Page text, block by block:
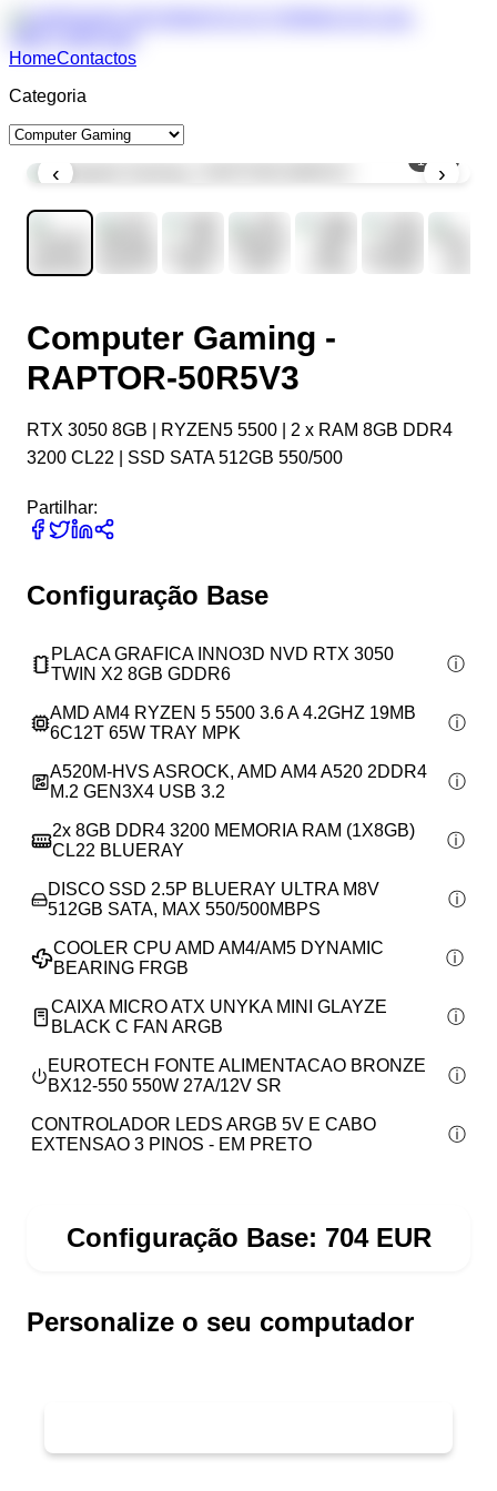
HomeContactos
Categoria
‹ ›
1/
Computer Gaming -
RAPTOR-50R5V3
RTX 3050 8GB | RYZEN5 5500 | 2 x RAM 8GB DDR4
3200 CL22 | SSD SATA 512GB 550/500
Partilhar:
Configuração Base
PLACA GRAFICA INNO3D NVD RTX 3050
TWIN X2 8GB GDDR6
AMD AM4 RYZEN 5 5500 3.6 A 4.2GHZ 19MB
6C12T 65W TRAY MPK
A520M-HVS ASROCK, AMD AM4 A520 2DDR4
M.2 GEN3X4 USB 3.2
2x 8GB DDR4 3200 MEMORIA RAM (1X8GB)
CL22 BLUERAY
DISCO SSD 2.5P BLUERAY ULTRA M8V
512GB SATA, MAX 550/500MBPS
COOLER CPU AMD AM4/AM5 DYNAMIC
BEARING FRGB
CAIXA MICRO ATX UNYKA MINI GLAYZE
BLACK C FAN ARGB
EUROTECH FONTE ALIMENTACAO BRONZE
BX12-550 550W 27A/12V SR
CONTROLADOR LEDS ARGB 5V E CABO
EXTENSAO 3 PINOS - EM PRETO
Configuração Base: 704 EUR
Personalize o seu computador